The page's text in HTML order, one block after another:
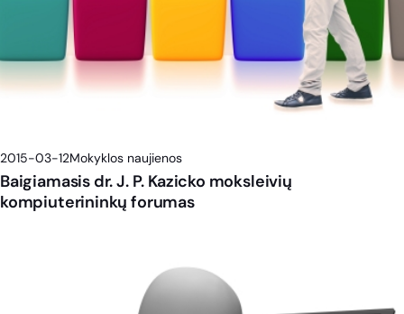
2015-03-12Mokyklos naujienos
Baigiamasis dr. J. P. Kazicko moksleivių
kompiuterininkų forumas